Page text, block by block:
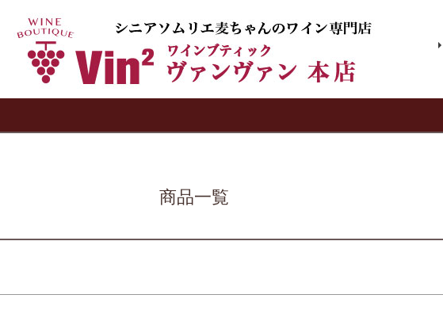
商品一覧
バンドル販売
予約商品
検索